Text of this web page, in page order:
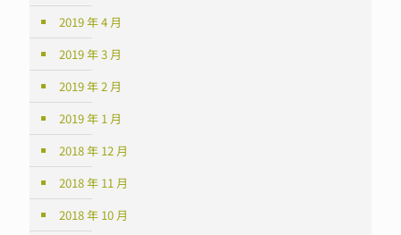
2019 年 4 月
2019 年 3 月
2019 年 2 月
2019 年 1 月
2018 年 12 月
2018 年 11 月
2018 年 10 月